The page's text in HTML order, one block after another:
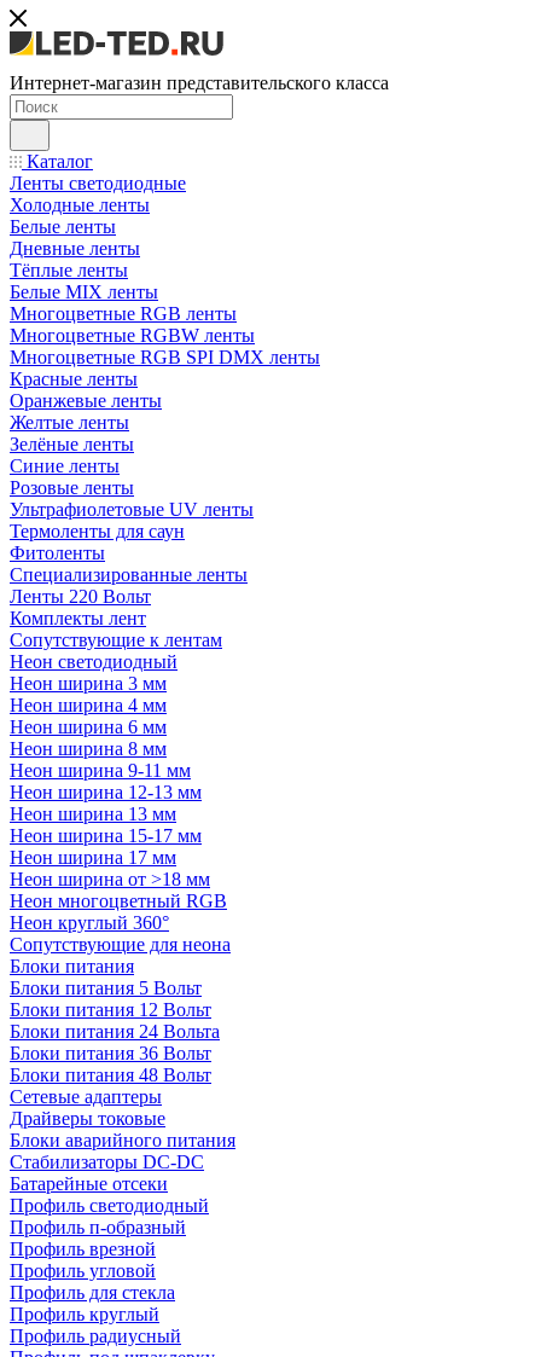
Интернет-магазин представительского класса
Каталог
Ленты светодиодные
Холодные ленты
Белые ленты
Дневные ленты
Тёплые ленты
Белые MIX ленты
Многоцветные RGB ленты
Многоцветные RGBW ленты
Многоцветные RGB SPI DMX ленты
Красные ленты
Оранжевые ленты
Желтые ленты
Зелёные ленты
Синие ленты
Розовые ленты
Ультрафиолетовые UV ленты
Термоленты для саун
Фитоленты
Специализированные ленты
Ленты 220 Вольт
Комплекты лент
Сопутствующие к лентам
Неон светодиодный
Неон ширина 3 мм
Неон ширина 4 мм
Неон ширина 6 мм
Неон ширина 8 мм
Неон ширина 9-11 мм
Неон ширина 12-13 мм
Неон ширина 13 мм
Неон ширина 15-17 мм
Неон ширина 17 мм
Неон ширина от >18 мм
Неон многоцветный RGB
Неон круглый 360°
Сопутствующие для неона
Блоки питания
Блоки питания 5 Вольт
Блоки питания 12 Вольт
Блоки питания 24 Вольта
Блоки питания 36 Вольт
Блоки питания 48 Вольт
Сетевые адаптеры
Драйверы токовые
Блоки аварийного питания
Стабилизаторы DC-DC
Батарейные отсеки
Профиль светодиодный
Профиль п-образный
Профиль врезной
Профиль угловой
Профиль для стекла
Профиль круглый
Профиль радиусный